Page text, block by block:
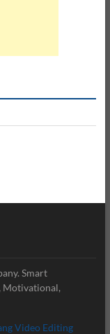
Smart
Motivational,
Video Editing